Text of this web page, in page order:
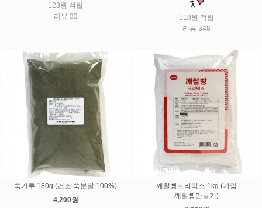
123원 적립
리뷰 33
118원 적립
리뷰 348
쑥가루 180g (건조 쑥분말 100%)
4,200원
깨찰빵프리믹스 1kg (가림
깨찰빵만들기)